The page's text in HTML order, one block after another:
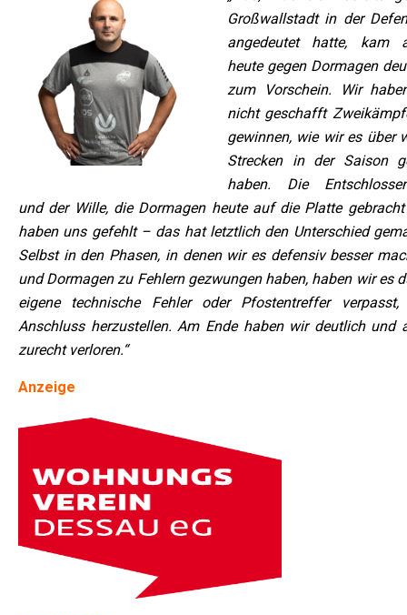
Großwallstadt in der
angedeutet hatte, kam
heute gegen Dormagen
zum Vorschein. Wir
nicht geschafft
gewinnen, wie wir es über
Strecken in der Saison
haben. Die
und der Wille, die Dormagen heute auf die Platte
haben uns gefehlt – das hat letztlich den Unterschied
Selbst in den Phasen, in denen wir es defensiv besser
und Dormagen zu Fehlern gezwungen haben, haben wir es
eigene technische Fehler oder Pfostentreffer verpasst,
Anschluss herzustellen. Am Ende haben wir deutlich und
zurecht verloren.“
Anzeige